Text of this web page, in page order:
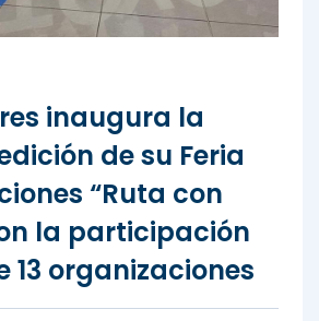
inaugura la
de su Feria
“Ruta con
la participación
13 organizaciones